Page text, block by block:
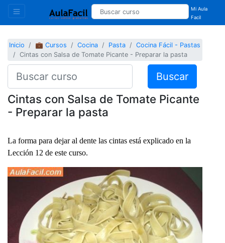
Mi Aula
Facil
Inicio 💼 Cursos Cocina Pasta
Cocina Fácil - Pastas
Cintas con Salsa de Tomate Picante - Preparar la pasta
Buscar
Cintas con Salsa de Tomate Picante
- Preparar la pasta
La forma para dejar al dente las cintas está explicado en la
Lección 12 de este curso.